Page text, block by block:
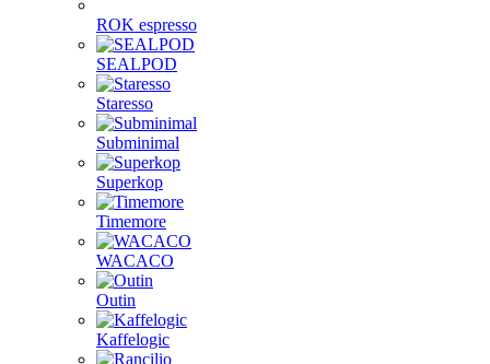
ROK espresso
SEALPOD
Staresso
Subminimal
Superkop
Timemore
WACACO
Outin
Kaffelogic